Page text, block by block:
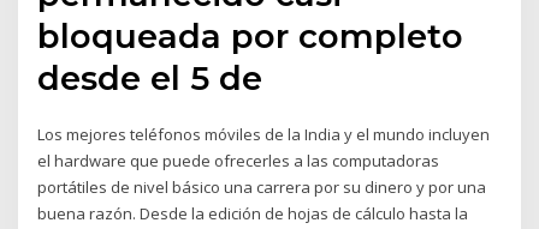
bloqueada por completo
desde el 5 de
Los mejores teléfonos móviles de la India y el mundo incluyen
el hardware que puede ofrecerles a las computadoras
portátiles de nivel básico una carrera por su dinero y por una
buena razón. Desde la edición de hojas de cálculo hasta la